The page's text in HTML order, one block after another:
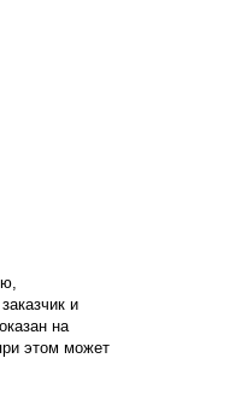
и
на
этом может